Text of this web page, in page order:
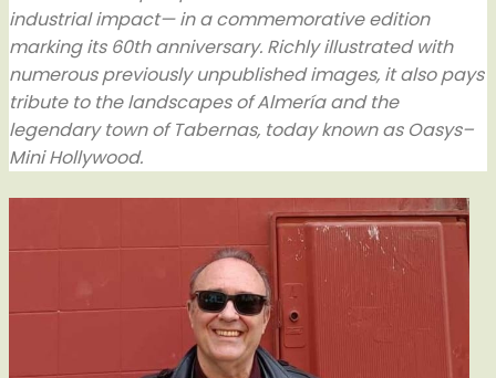
industrial impact— in a commemorative edition
marking its 60th anniversary. Richly illustrated with
numerous previously unpublished images, it also pays
tribute to the landscapes of Almería and the
legendary town of Tabernas, today known as Oasys–
Mini Hollywood.